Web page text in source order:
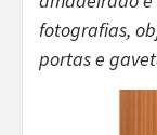
fotografias,
portas e